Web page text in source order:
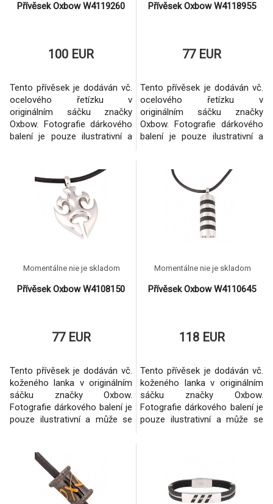
Přívěsek Oxbow W4119260
100 EUR
Tento přívěsek je dodáván vč.
ocelového řetízku v
originálním sáčku značky
Oxbow. Fotografie dárkového
balení je pouze ilustrativní a
originální balení dané značky.
Přívěsek Oxbow W4118955
77 EUR
Tento přívěsek je dodáván vč.
ocelového řetízku v
originálním sáčku značky
Oxbow. Fotografie dárkového
balení je pouze ilustrativní a
originální balení dané značky.
Přívěsek Oxbow W4108150
Momentálne nie je skladom
77 EUR
Tento přívěsek je dodáván vč.
koženého lanka v originálním
sáčku značky Oxbow.
Fotografie dárkového balení je
pouze ilustrativní a může se
originální balení dané značky.
Přívěsek Oxbow W4110645
Momentálne nie je skladom
118 EUR
Tento přívěsek je dodáván vč.
koženého lanka v originálním
sáčku značky Oxbow.
Fotografie dárkového balení je
pouze ilustrativní a může se